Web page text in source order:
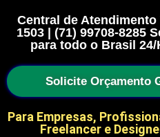
Central de Atendimento
1503 | (71) 99708-8285
para todo o Brasil
Solicite Orçamento
Para Empresas,
Freelancer e